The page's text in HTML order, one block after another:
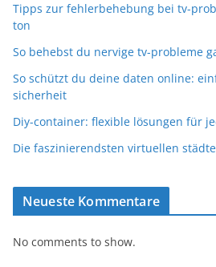
Tipps zur fehlerbehebung bei tv-
ton
So behebst du nervige tv-probleme
So schützt du deine daten online:
sicherheit
Diy-container: flexible lösungen für
Die faszinierendsten virtuellen
Neueste Kommentare
No comments to show.